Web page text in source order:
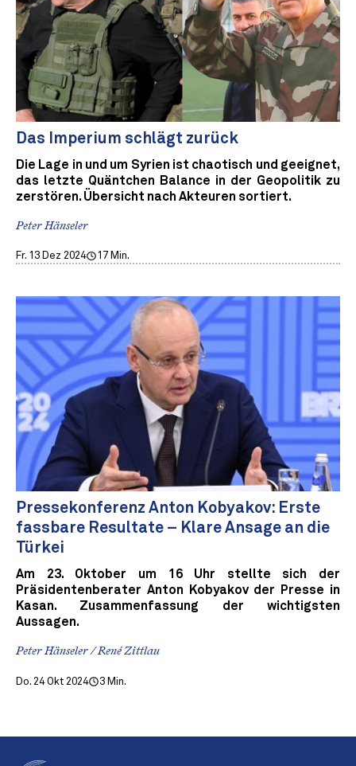
Das Imperium schlägt zurück
Die Lage in und um Syrien ist chaotisch und geeignet,
das letzte Quäntchen Balance in der Geopolitik zu
zerstören. Übersicht nach Akteuren sortiert.
Peter Hänseler
Fr. 13 Dez 2024 17 Min.
Pressekonferenz Anton Kobyakov: Erste
fassbare Resultate – Klare Ansage an die
Türkei
Am 23. Oktober um 16 Uhr stellte sich der
Präsidentenberater Anton Kobyakov der Presse in
Kasan. Zusammenfassung der wichtigsten
Aussagen.
Peter Hänseler / René Zittlau
Do. 24 Okt 2024 3 Min.